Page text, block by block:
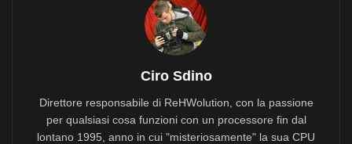
Ciro Sdino
Direttore responsabile di ReHWolution, con la passione
per qualsiasi cosa funzioni con un processore fin dal
lontano 1995, anno in cui "misteriosamente" la sua CPU